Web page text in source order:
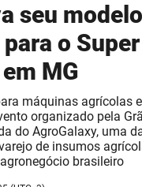
seu
o
MG
máquinas agrícolas
organizado pela
do AgroGalaxy, uma
de insumos
brasileiro